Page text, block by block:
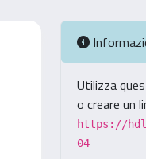
Utilizza
o creare un
https://
04